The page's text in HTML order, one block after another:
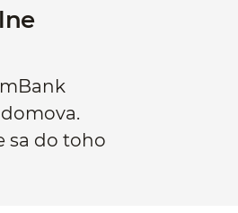
sa do toho